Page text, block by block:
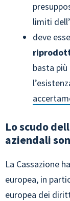
limiti
deve
basta più
Lo scudo
aziendali
La Cassazione
europea, in
europea dei